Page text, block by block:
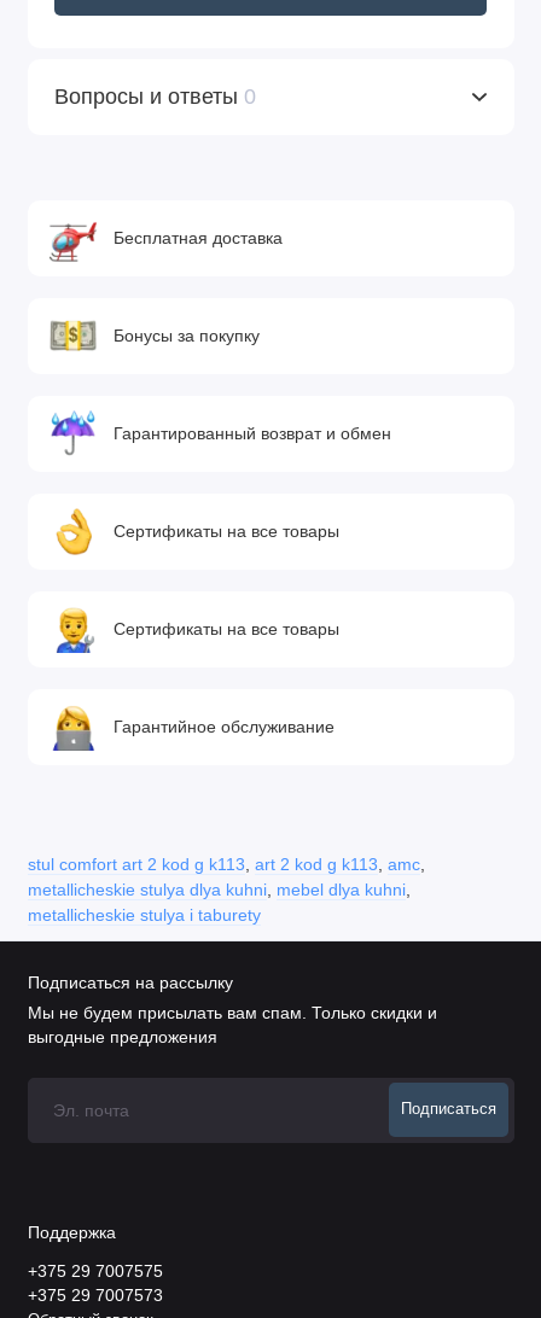
Вопросы и ответы 0
Бесплатная доставка
Бонусы за покупку
Гарантированный возврат и обмен
Сертификаты на все товары
Сертификаты на все товары
Гарантийное обслуживание
stul comfort art 2 kod g k113 art 2 kod g k113 amc,
metallicheskie stulya dlya kuhni, mebel dlya kuhni,
metallicheskie stulya i taburety
Подписаться на рассылку
Мы не будем присылать вам спам. Только скидки и
выгодные предложения
Подписаться
Поддержка
+375 29 7007575
+375 29 7007573